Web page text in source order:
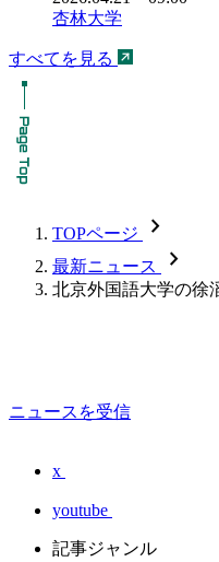
杏林大学
すべてを見る
TOPページ chevron_forward
最新ニュース chevron_forward
北京外国語大学の徐
ニュースを受信
x
youtube
記事ジャンル